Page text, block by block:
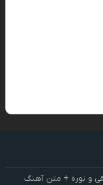
و نوره + متن آهنگ